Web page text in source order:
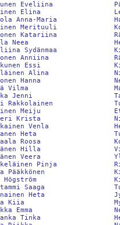
Eveliina
Elina
Anna-Maria
Merituuli
Katariina
Neea
Sydänmaa
Anniina
Essi
Alina
Hanna
Vilma
Jenni
Rakkolainen
Meiju
Krista
Venla
Heta
Roosa
Hilla
Veera
Pinja
Pääkkönen
Högström
Saaga
Heta
Kiia
Emma
Tinka